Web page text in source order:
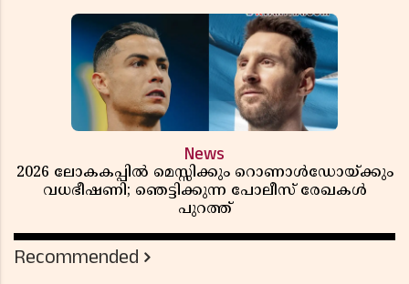
News
2026 ലോകകപ്പിൽ മെസ്സിക്കും റൊണാൾഡോയ്ക്കും
വധഭീഷണി; ഞെട്ടിക്കുന്ന പോലീസ് രേഖകൾ
പുറത്ത്
Recommended